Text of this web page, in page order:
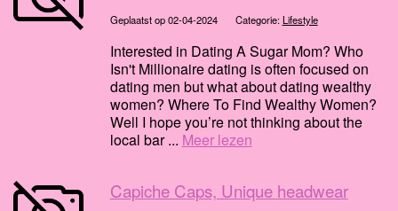
Geplaatst op 02-04-2024 Categorie:Lifestyle
Interested in Dating A Sugar Mom? Who
Isn't Millionaire dating is often focused on
dating men but what about dating wealthy
women? Where To Find Wealthy Women?
Well I hope you’re not thinking about the
local bar ... Meer lezen
Capiche Caps, Unique headwear